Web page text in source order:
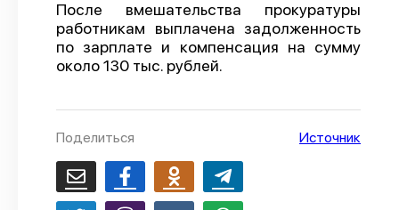
После вмешательства прокуратуры
работникам выплачена задолженность
по зарплате и компенсация на сумму
около 130 тыс. рублей.
Поделиться Источник